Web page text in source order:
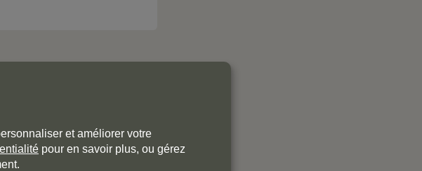
et améliorer votre
pour en savoir plus, ou gérez